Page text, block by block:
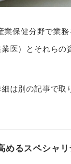
保健分野で業務
医）とそれらの
は別の記事で取
めるスペシャリ